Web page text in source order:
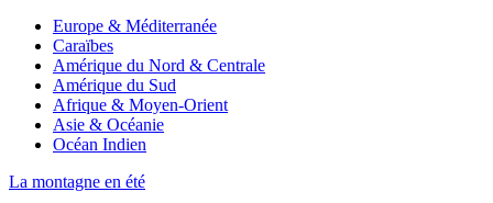
Europe & Méditerranée
Caraïbes
Amérique du Nord & Centrale
Amérique du Sud
Afrique & Moyen-Orient
Asie & Océanie
Océan Indien
La montagne en été